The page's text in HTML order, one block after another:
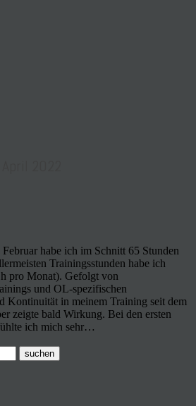
habe ich im Schnitt 65 Stunden
Trainingsstunden habe ich
pro Monat). Gefolgt von
und OL-spezifischen
Kontinuität in meinem Training seit dem
zeigte bald Wirkung. Bei den ersten
ich mich sehr…